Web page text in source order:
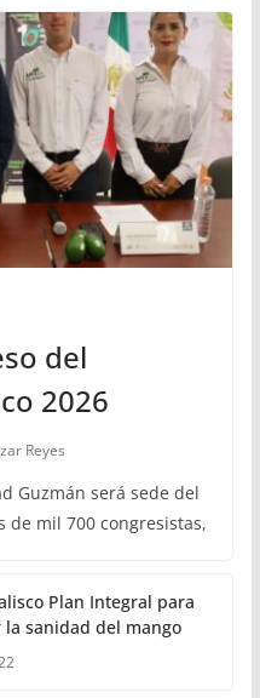
del
2026
Reyes
Guzmán será sede del
mil 700 congresistas,
Plan Integral para
sanidad del mango